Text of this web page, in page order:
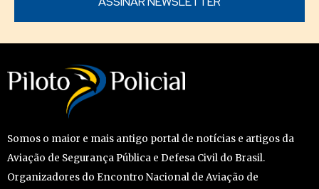
Somos o maior e mais antigo portal de notícias e artigos da
Aviação de Segurança Pública e Defesa Civil do Brasil.
Organizadores do Encontro Nacional de Aviação de